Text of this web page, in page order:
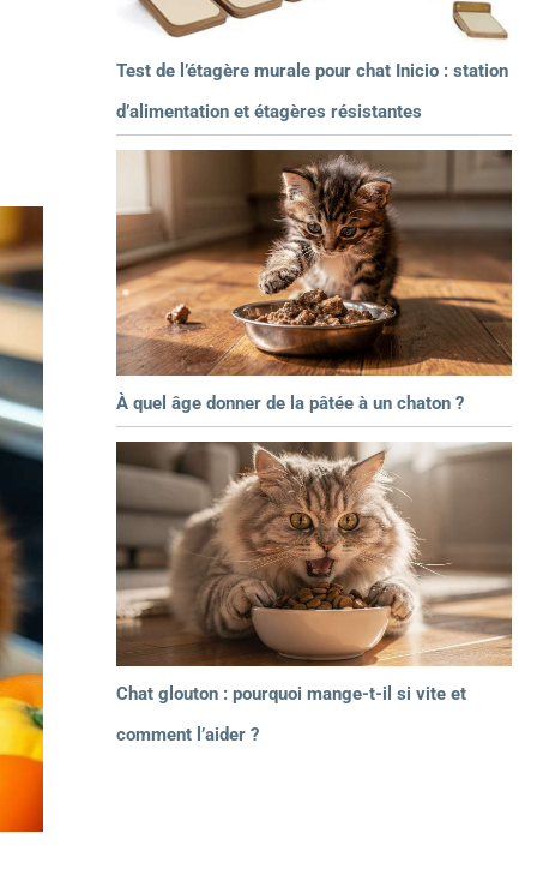
Test de l’étagère murale pour chat Inicio : station
d’alimentation et étagères résistantes
À quel âge donner de la pâtée à un chaton ?
Chat glouton : pourquoi mange-t-il si vite et
comment l’aider ?